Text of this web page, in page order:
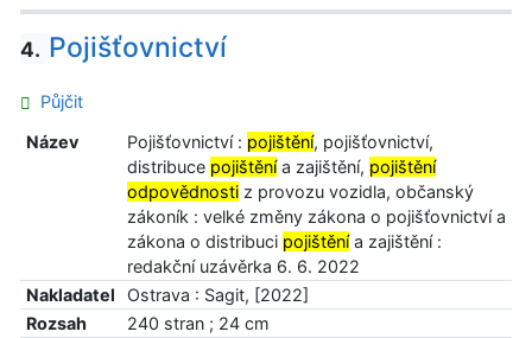
4. Pojišťovnictví
Půjčit
Název Pojišťovnictví : pojištění, pojišťovnictví,
distribuce pojištěnía zajištění, pojištění
odpovědnostiz provozu vozidla, občanský
zákoník : velké změny zákona o pojišťovnictví a
zákona o distribuci pojištěnía zajištění :
redakční uzávěrka 6. 6. 2022
Nakladatel
Ostrava : Sagit, [2022]
Rozsah
240 stran ; 24 cm